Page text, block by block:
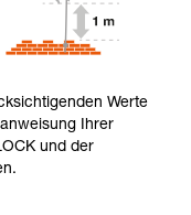
Werte
Ihrer
und der